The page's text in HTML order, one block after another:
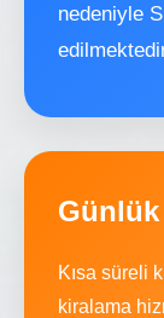
nedeniyle
Kısa süreli
kiralama